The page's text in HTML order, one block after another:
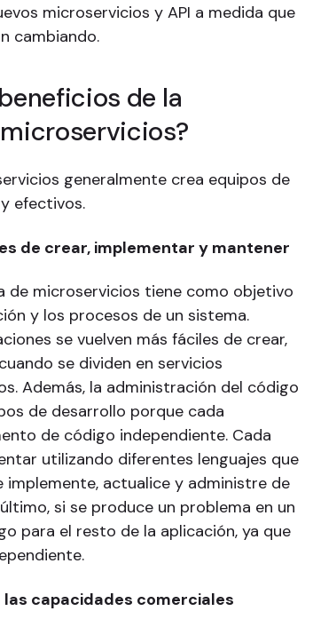
microservicios y API a medida que
cambiando.
de la
generalmente crea equipos de
efectivos.
de crear, implementar y mantener
de microservicios tiene como objetivo
y los procesos de un sistema.
se vuelven más fáciles de crear,
se dividen en servicios
Además, la administración del código
de desarrollo porque cada
de código independiente. Cada
utilizando diferentes lenguajes que
implemente, actualice y administre de
si se produce un problema en un
para el resto de la aplicación, ya que
las capacidades comerciales